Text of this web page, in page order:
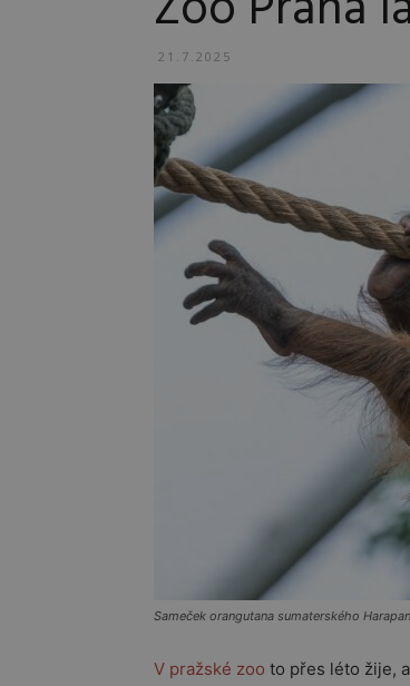
21.7.2025
Sameček orangutana sumaterského Harapan
V pražské zoo to přes léto žije,